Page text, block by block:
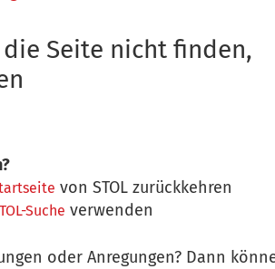
Seite nicht finden,
von STOL zurückkehren
Suche verwenden
oder Anregungen? Dann